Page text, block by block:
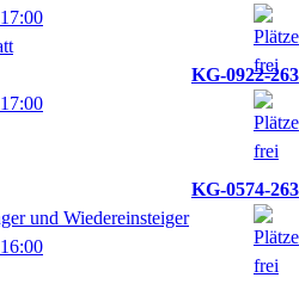
KG-0922-263
KG-0574-263
und Wiedereinsteiger